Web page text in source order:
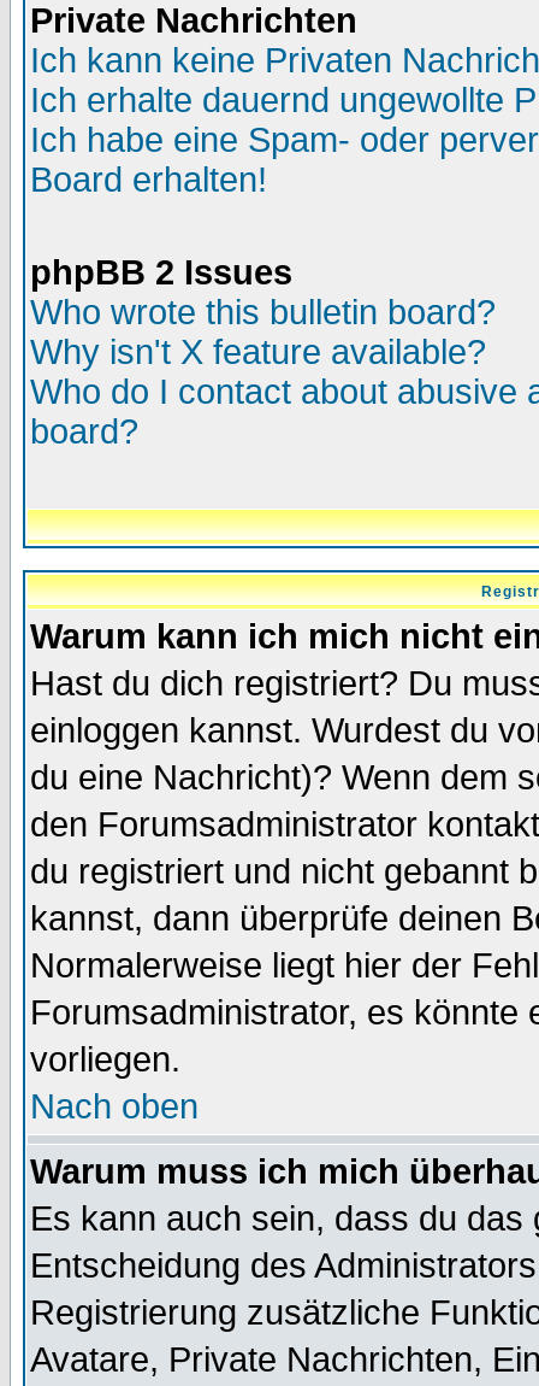
Private Nachrichten
Ich kann keine Privaten
Ich erhalte dauernd ungewollte
Ich habe eine Spam- oder
Board erhalten!
phpBB 2 Issues
Who wrote this bulletin board?
Why isn't X feature available?
Who do I contact about abusive
board?
Warum kann ich mich nicht
Hast du dich registriert? Du
einloggen kannst. Wurdest du
du eine Nachricht)? Wenn dem
den Forumsadministrator
du registriert und nicht gebannt
kannst, dann überprüfe deinen
Normalerweise liegt hier der
Forumsadministrator, es könnte
vorliegen.
Nach oben
Warum muss ich mich
Es kann auch sein, dass du
Entscheidung des
Registrierung zusätzliche
Avatare, Private Nachrichten,